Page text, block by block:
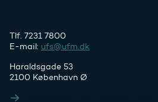
Tlf. 7231 7800
E-mail: ufs@ufm.dk
Haraldsgade 53
2100 København Ø